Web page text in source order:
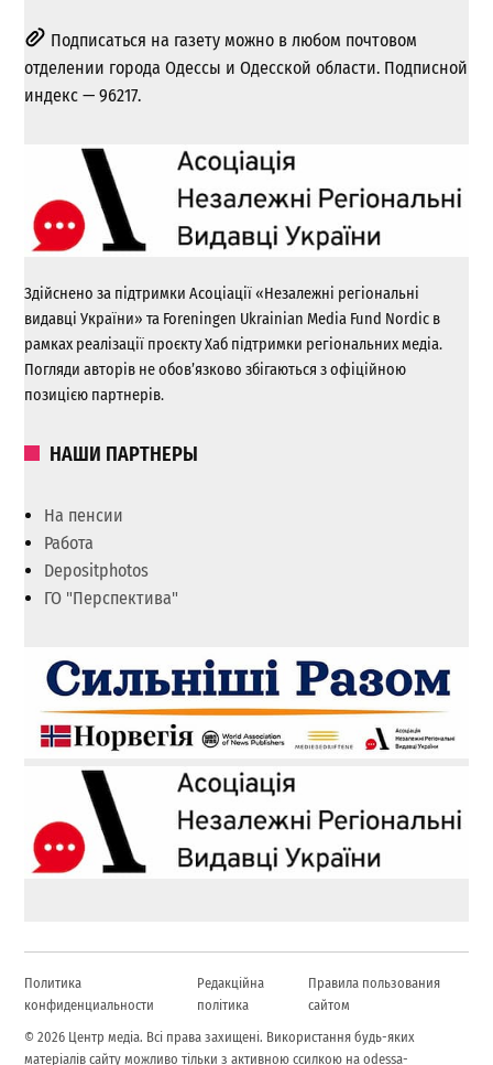
Подписаться на газету можно в любом почтовом
отделении города Одессы и Одесской области. Подписной
индекс — 96217.
Здійснено за підтримки Асоціації «Незалежні регіональні
видавці України» та Foreningen Ukrainian Media Fund Nordic в
рамках реалізації проєкту Хаб підтримки регіональних медіа.
Погляди авторів не обов’язково збігаються з офіційною
позицією партнерів.
НАШИ ПАРТНЕРЫ
На пенсии
Работа
Depositphotos
ГО "Перспектива"
Политика
конфиденциальности
Редакційна
політика
Правила пользования
сайтом
© 2026 Центр медіа. Всі права захищені. Використання будь-яких
матеріалів сайту можливо тільки з активною ссилкою на odessa-